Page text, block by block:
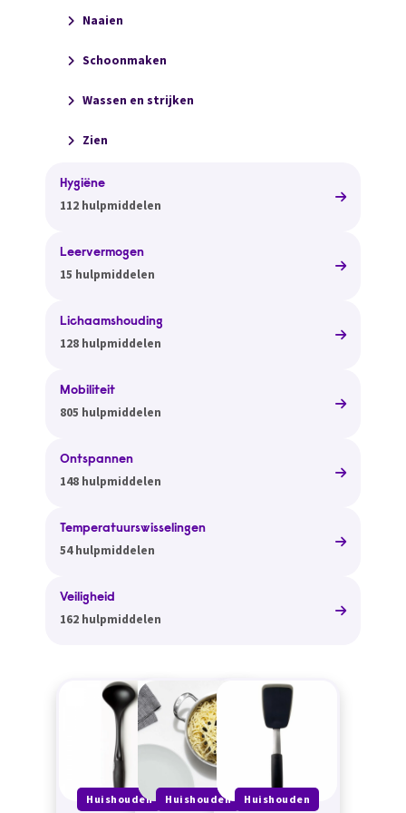
Naaien
Schoonmaken
Wassen en strijken
Zien
Hygiëne
112 hulpmiddelen
Leervermogen
15 hulpmiddelen
Lichaamshouding
128 hulpmiddelen
Mobiliteit
805 hulpmiddelen
Ontspannen
148 hulpmiddelen
Temperatuurswisselingen
54 hulpmiddelen
Veiligheid
162 hulpmiddelen
Huishouden Huishouden Huishouden